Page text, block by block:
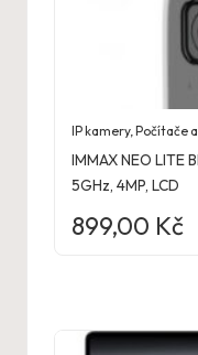
IP kamery,Počítače
IMMAX NEO LITE
5GHz, 4MP, LCD
899,00 Kč